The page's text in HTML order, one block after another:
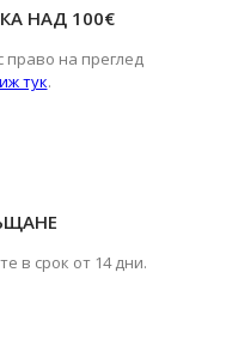
НАД 100€
право на преглед
тук.
в срок от 14 дни.